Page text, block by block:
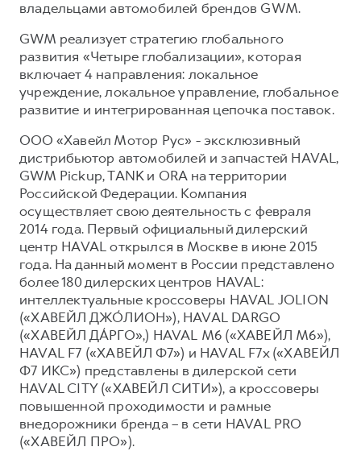
владельцами автомобилей брендов GWM.
GWM реализует стратегию глобального
развития «Четыре глобализации», которая
включает 4 направления: локальное
учреждение, локальное управление, глобальное
развитие и интегрированная цепочка поставок.
ООО «Хавейл Мотор Рус» - эксклюзивный
дистрибьютор автомобилей и запчастей HAVAL,
GWM Pickup, TANK и ORA на территории
Российской Федерации. Компания
осуществляет свою деятельность с февраля
2014 года. Первый официальный дилерский
центр HAVAL открылся в Москве в июне 2015
года. На данный момент в России представлено
более 180 дилерских центров HAVAL:
интеллектуальные кроссоверы HAVAL JOLION
(«ХАВЕЙЛ ДЖО́ЛИОН»), HAVAL DARGO
(«ХАВЕЙЛ ДА́РГО»,) HAVAL М6 («ХАВЕЙЛ M6»),
HAVAL F7 («ХАВЕЙЛ Ф7») и HAVAL F7x («ХАВЕЙЛ
Ф7 ИКС») представлены в дилерской сети
HAVAL CITY («ХАВЕЙЛ СИТИ»), а кроссоверы
повышенной проходимости и рамные
внедорожники бренда – в сети HAVAL PRO
(«ХАВЕЙЛ ПРО»).